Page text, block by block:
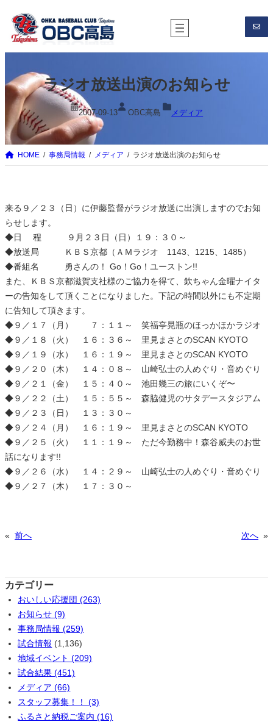
を
ス
ッ
ラジオ放送出演のお知らせ
2007-09-13 OBC高島 メディア
HOME 事務局情報 メディア ラジオ放送出演のお知らせ
来る９／２３（日）に伊藤監督がラジオ放送に出演しますのでお知
らせします。
◆日 程 ９月２３日（日）１９：３０～
◆放送局 ＫＢＳ京都（ＡＭラジオ 1143、1215、1485）
◆番組名 勇さんの！ Go！Go！ユーストン!!
また、ＫＢＳ京都滋賀支社様のご協力を得て、欽ちゃん金曜ナイタ
ーの告知をして頂くことになりました。下記の時間以外にも不定期
に告知して頂きます。
◆９／１７（月） ７：１１～ 笑福亭晃瓶のほっかほかラジオ
◆９／１８（火） １６：３６～ 里見まさとのSCAN KYOTO
◆９／１９（水） １６：１９～ 里見まさとのSCAN KYOTO
◆９／２０（木） １４：０８～ 山崎弘士の人めぐり・音めぐり
◆９／２１（金） １５：４０～ 池田幾三の旅にいくぞ〜
◆９／２２（土） １５：５５～ 森脇健児のサタデースタジアム
◆９／２３（日） １３：３０～
◆９／２４（月） １６：１９～ 里見まさとのSCAN KYOTO
◆９／２５（火） １１：１９～ ただ今勤務中！森谷威夫のお世
話になります!!
◆９／２６（水） １４：２９～ 山崎弘士の人めぐり・音めぐり
◆９／２７（木） １７：３０～
« 前へ 次へ »
カテゴリー
おいしい応援団 (263)
お知らせ (9)
事務局情報 (259)
試合情報 (1,136)
地域イベント (209)
試合結果 (451)
メディア (66)
スタッフ募集！！ (3)
ふるさと納税ご案内 (16)